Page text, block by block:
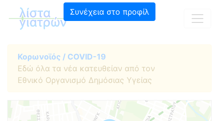
Συνέχεια στο προφίλ
Κορωνοϊός / COVID-19
Εδώ όλα τα νέα κατευθείαν από τον
Εθνικό Οργανισμό Δημόσιας Υγείας